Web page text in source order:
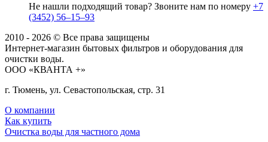
Не нашли подходящий товар? Звоните нам по номеру +7
(3452) 56‒15‒93
2010 - 2026 © Все права защищены
Интернет-магазин бытовых фильтров и оборудования для
очистки воды.
ООО «КВАНТА +»
г. Тюмень, ул. Севастопольская, стр. 31
О компании
Как купить
Очистка воды для частного дома